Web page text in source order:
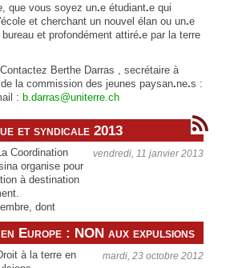
que vous soyez un.e étudiant.e qui
et cherchant un nouvel élan ou un.e
bureau et profondément attiré.e par la terre
Berthe Darras , secrétaire à
la commission des jeunes paysan.ne.s :
: b.darras@uniterre.ch
et syndicale 2013
vendredi, 11 janvier 2013
La Coordination
organise pour
à destination
dont
jeunes, une
qualité et un bon
dans le
Europe : NON aux expulsions
mardi, 23 octobre 2012
à la terre en